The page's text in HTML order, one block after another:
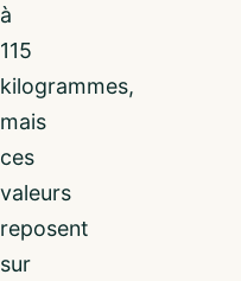
à
115
kilogrammes,
mais
ces
valeurs
reposent
sur